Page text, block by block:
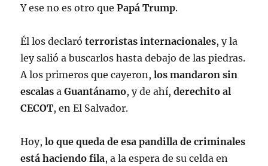
Y ese no es otro quePapá Trump.
Él los declaróterroristas internacionales, y la
ley salió a buscarlos hasta debajo de las piedras.
A los primeros que cayeron,los mandaron sin
escalas aGuantánamo, y de ahí,derechito al
CECOT, en El Salvador.
Hoy,lo que queda de esa pandilla de criminales
está haciendo fila, a la espera de su celda en